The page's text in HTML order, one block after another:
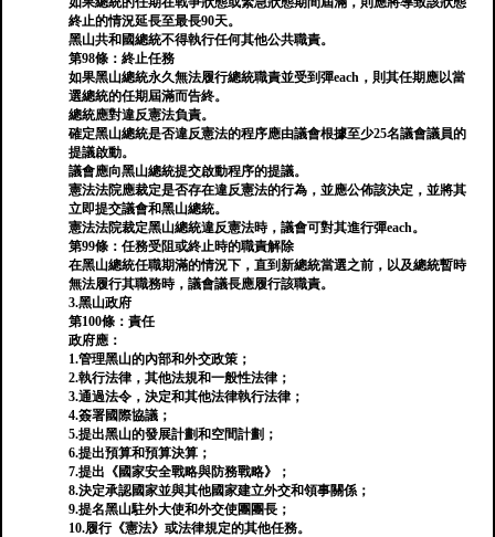
終止的情況延長至最長90天。
黑山共和國總統不得執行任何其他公共職責。
第98條：終止任務
如果黑山總統永久無法履行總統職責並受到彈each，則其任期應以當
選總統的任期屆滿而告終。
總統應對違反憲法負責。
確定黑山總統是否違反憲法的程序應由議會根據至少25名議會議員的
提議啟動。
議會應向黑山總統提交啟動程序的提議。
憲法法院應裁定是否存在違反憲法的行為，並應公佈該決定，並將其
立即提交議會和黑山總統。
憲法法院裁定黑山總統違反憲法時，議會可對其進行彈each。
第99條：任務受阻或終止時的職責解除
在黑山總統任職期滿的情況下，直到新總統當選之前，以及總統暫時
無法履行其職務時，議會議長應履行該職責。
3.黑山政府
第100條：責任
政府應：
1.管理黑山的內部和外交政策；
2.執行法律，其他法規和一般性法律；
3.通過法令，決定和其他法律執行法律；
4.簽署國際協議；
5.提出黑山的發展計劃和空間計劃；
6.提出預算和預算決算；
7.提出《國家安全戰略與防務戰略》；
8.決定承認國家並與其他國家建立外交和領事關係；
9.提名黑山駐外大使和外交使團團長；
10.履行《憲法》或法律規定的其他任務。